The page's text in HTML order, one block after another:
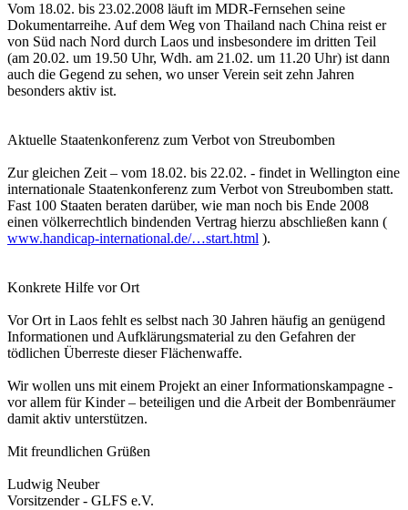
Vom 18.02. bis 23.02.2008 läuft im MDR-Fernsehen seine
Dokumentarreihe. Auf dem Weg von Thailand nach China reist er
von Süd nach Nord durch Laos und insbesondere im dritten Teil
(am 20.02. um 19.50 Uhr, Wdh. am 21.02. um 11.20 Uhr) ist dann
auch die Gegend zu sehen, wo unser Verein seit zehn Jahren
besonders aktiv ist.
Aktuelle Staatenkonferenz zum Verbot von Streubomben
Zur gleichen Zeit – vom 18.02. bis 22.02. - findet in Wellington eine
internationale Staatenkonferenz zum Verbot von Streubomben statt.
Fast 100 Staaten beraten darüber, wie man noch bis Ende 2008
einen völkerrechtlich bindenden Vertrag hierzu abschließen kann (
www.handicap-international.de/…start.html ).
Konkrete Hilfe vor Ort
Vor Ort in Laos fehlt es selbst nach 30 Jahren häufig an genügend
Informationen und Aufklärungsmaterial zu den Gefahren der
tödlichen Überreste dieser Flächenwaffe.
Wir wollen uns mit einem Projekt an einer Informationskampagne -
vor allem für Kinder – beteiligen und die Arbeit der Bombenräumer
damit aktiv unterstützen.
Mit freundlichen Grüßen
Ludwig Neuber
Vorsitzender - GLFS e.V.